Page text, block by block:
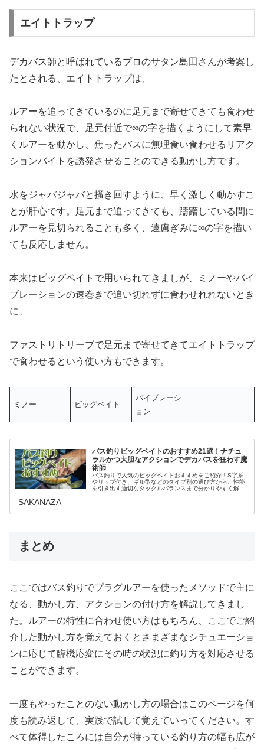
エイトトラップ
デカバス師と呼ばれているプロのサタン島田さんが考案し
たとされる、エイトトラップは、
ルアーを追ってきているのに足元まで寄せてきても食わせ
られない状況で、足元付近で∞の字を描くようにして素早
くルアーを動かし、焦ったバスに無理食い食わせるリアク
ションバイトを誘発させることのできる動かし方です。
水をジャバジャバと掻き回すように、早く激しく動かすこ
とが肝心です。足元まで追ってきても、躊躇している間に
ルアーを見切られることも多く、遠慮ぎみに∞の字を描い
ても反応しません。
本来はビッグベイトで用いられてきましが、ミノーやバイ
ブレーションの速巻きで追い切れずに食わせれれないとき
に、
ファストリトリーブで足元まで寄せてきてエイトトラップ
で食わせるという使い方もできます。
ミノー ビッグベイト
バイブレーシ
ョン
バス釣りビッグベイトのおすすめ21選！ナチュ
ラルかつ大胆なアクションでデカバスを狂わす魔
術師
バス釣りで人気のビッグベイトおすすめをご紹介！S字系
やリップ付き、ギル型などのタイプ別の選び方から、性能
を引き出す適切なタックルバランスまで分かりやすく解説
SAKANAZA
まとめ
ここではバス釣りでプラグルアーを使ったメソッドで主に
なる、動かし方、アクションの付け方を解説してきまし
た。ルアーの特性に合わせ使い方はもちろん、ここでご紹
介した動かし方を覚えておくとさまざまなシチュエーショ
ンに応じて臨機応変にその時の状況に釣り方を対応させる
ことができます。
一度もやったことのない動かし方の場合はこのページを何
度も読み返して、実践で試して覚えていってください。す
べて体得したころには自分が持っている釣り方の幅も広が